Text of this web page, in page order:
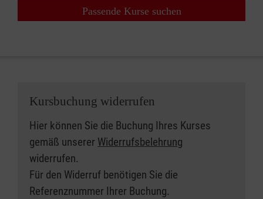
Passende Kurse suchen
Kursbuchung widerrufen
Hier können Sie die Buchung Ihres Kurses
gemäß unserer Widerrufsbelehrung
widerrufen.
Für den Widerruf benötigen Sie die
Referenznummer Ihrer Buchung.